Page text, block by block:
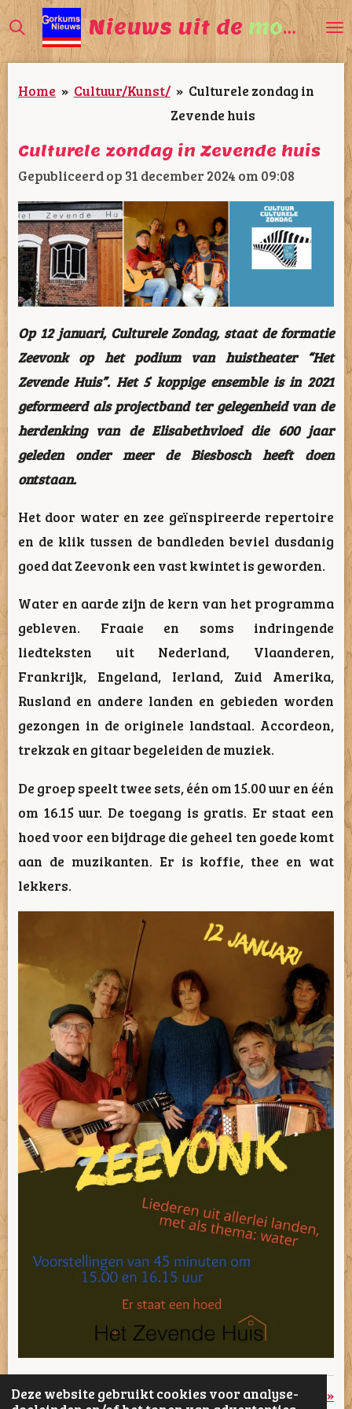
Deze website gebruikt cookies voor analyse-
Ga
direct
naar
de
Nieuws uit de mooiste
Home » Cultuur/Kunst/ » Culturele zondag in
Zevende huis
Culturele zondag in Zevende huis
Gepubliceerd op 31 december 2024 om 09:08
Op 12 januari, Culturele Zondag, staat de formatie
Zeevonk op het podium van huistheater “Het
Zevende Huis”. Het 5 koppige ensemble is in 2021
geformeerd als projectband ter gelegenheid van de
herdenking van de Elisabethvloed die 600 jaar
geleden onder meer de Biesbosch heeft doen
ontstaan.
Het door water en zee geïnspireerde repertoire
en de klik tussen de bandleden beviel dusdanig
goed dat Zeevonk een vast kwintet is geworden.
Water en aarde zijn de kern van het programma
gebleven. Fraaie en soms indringende
liedteksten uit Nederland, Vlaanderen,
Frankrijk, Engeland, Ierland, Zuid Amerika,
Rusland en andere landen en gebieden worden
gezongen in de originele landstaal. Accordeon,
trekzak en gitaar begeleiden de muziek.
De groep speelt twee sets, één om 15.00 uur en één
om 16.15 uur. De toegang is gratis. Er staat een
hoed voor een bijdrage die geheel ten goede komt
aan de muzikanten. Er is koffie, thee en wat
lekkers.
«Vorige Volgende »